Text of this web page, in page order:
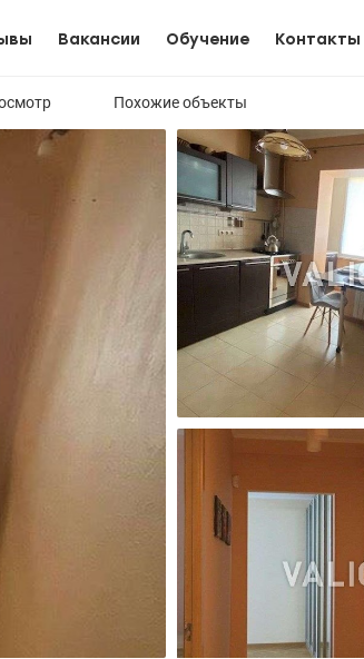
Вакансии Обучение Контакты
Похожие объекты